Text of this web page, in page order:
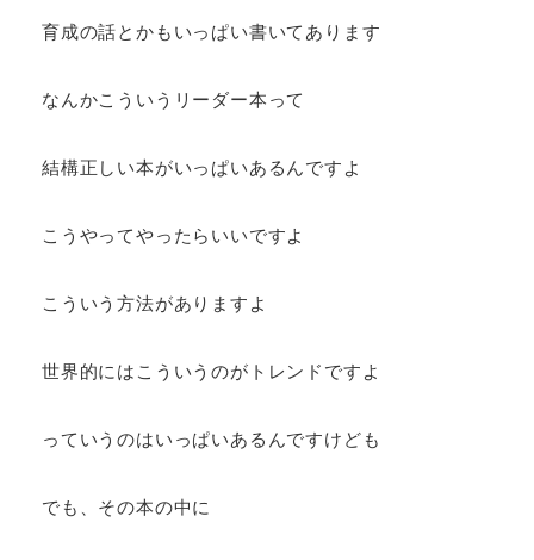
育成の話とかもいっぱい書いてあります
なんかこういうリーダー本って
結構正しい本がいっぱいあるんですよ
こうやってやったらいいですよ
こういう方法がありますよ
世界的にはこういうのがトレンドですよ
っていうのはいっぱいあるんですけども
でも、その本の中に